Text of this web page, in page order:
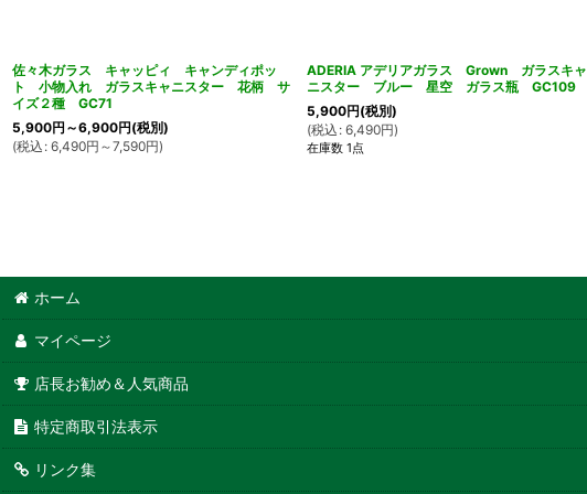
佐々木ガラス キャッピィ キャンディポッ
ト 小物入れ ガラスキャニスター 花柄 サ
イズ２種 GC71
5,900円 ～6,900円(税別)
(税込 : 6,490円 ～7,590円)
ADERIA アデリアガラス Grown ガラスキャ
ニスター ブルー 星空 ガラス瓶 GC109
5,900円(税別)
(税込 : 6,490円)
在庫数 1点
ホーム
マイページ
店長お勧め＆人気商品
特定商取引法表示
リンク集